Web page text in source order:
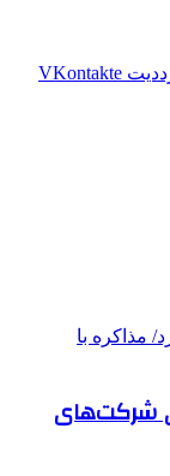
‫VKontakte
شرکت‌های